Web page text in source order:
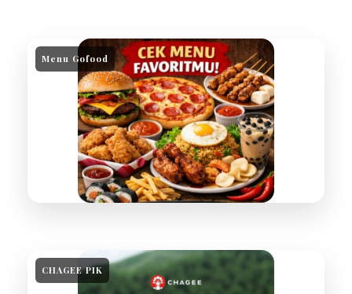
Menu Gofood
CHAGEE PIK